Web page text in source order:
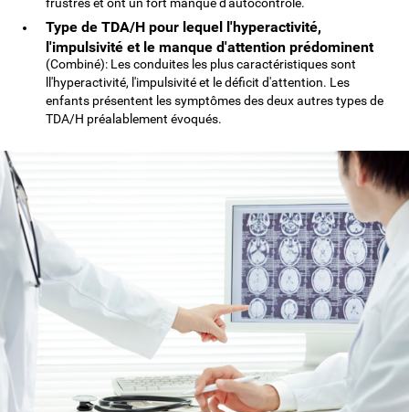
Type de TDA/H pour lequel l'hyperactivité,
l'impulsivité et le manque d'attention prédominent
(Combiné): Les conduites les plus caractéristiques sont
ll'hyperactivité, l'impulsivité et le déficit d'attention. Les
enfants présentent les symptômes des deux autres types de
TDA/H préalablement évoqués.